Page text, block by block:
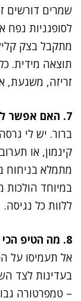
שמרים דורשים
לסופגניות נפח
מתקבל בצק
תוצאה מידית.
זריזה, משגעת,
7. האם אפשר להוסיף תבלינים למתכון?
ברור. יש לי
קינמון, או
מתמלא בניחוח
במיוחד הולכות
ללוות כל נגיסה.
8. מה הטיפ הכי חשוב לטיגון?
אל תעמיסו על
– טמפרטורה